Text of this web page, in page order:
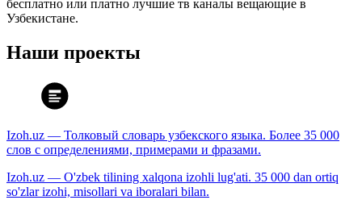
бесплатно или платно лучшие тв каналы вещающие в
Узбекистане.
Наши проекты
Izoh.uz — Толковый словарь узбекского языка. Более 35 000
слов с определениями, примерами и фразами.
Izoh.uz — O'zbek tilining xalqona izohli lug'ati. 35 000 dan ortiq
so'zlar izohi, misollari va iboralari bilan.